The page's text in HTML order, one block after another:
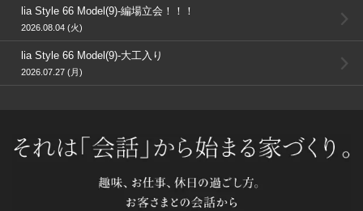
lia Style 66 Model(9)-編場立会！！！
2026.08.04 (火)
lia Style 66 Model(9)-大工入り
2026.07.27 (月)